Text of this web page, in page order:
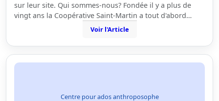
sur leur site. Qui sommes-nous? Fondée il y a plus de
vingt ans la Coopérative Saint-Martin a tout d'abord…
Voir l'Article
Centre pour ados anthroposophe